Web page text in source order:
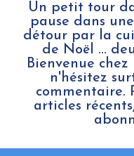
Un petit tour
pause dans
détour par la
de Noël ...
Bienvenue
n'hésitez
commentaire.
articles